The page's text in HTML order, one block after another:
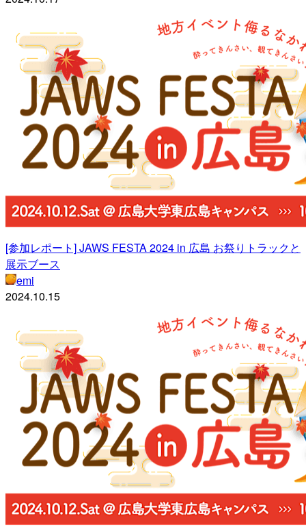
[参加レポート] JAWS FESTA 2024 in 広島 お祭りトラックと
展示ブース
emi
2024.10.15